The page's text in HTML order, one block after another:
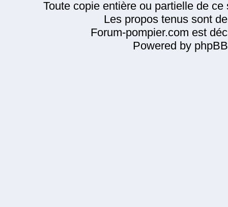
Toute copie entière ou partielle de
Les propos tenus sont
Forum-pompier.com est
Powered by